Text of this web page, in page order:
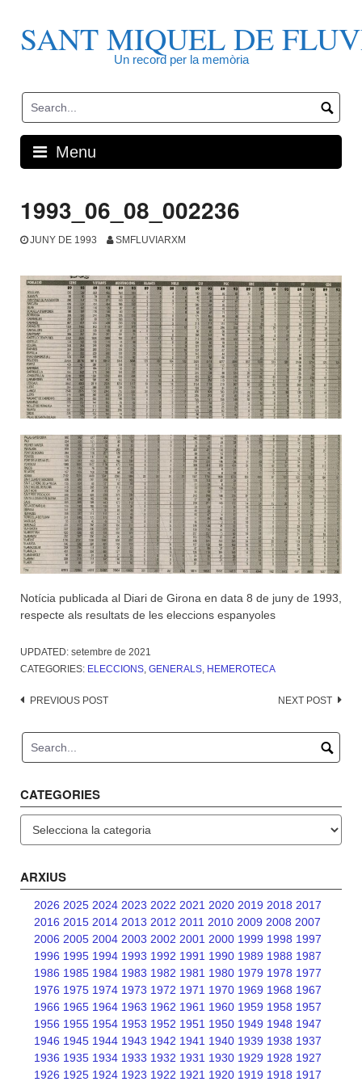
contentSANT MIQUEL DE
Un record per la memòria
Menu
1993_06_08_002236
JUNY DE 1993 SMFLUVIARXM
Notícia publicada al Diari de Girona en data 8 de juny de 1993,
respecte als resultats de les eleccions espanyoles
UPDATED: setembre de 2021
CATEGORIES: ELECCIONS GENERALS HEMEROTECA
Post
PREVIOUS POST NEXT POST
CATEGORIES
Categories
ARXIUS
2026 2025 2024 2023 2022 2021 2020 2019 2018 2017
2016 2015 2014 2013 2012 2011 2010 2009 2008 2007
2006 2005 2004 2003 2002 2001 2000 1999 1998 1997
1996 1995 1994 1993 1992 1991 1990 1989 1988 1987
1986 1985 1984 1983 1982 1981 1980 1979 1978 1977
1976 1975 1974 1973 1972 1971 1970 1969 1968 1967
1966 1965 1964 1963 1962 1961 1960 1959 1958 1957
1956 1955 1954 1953 1952 1951 1950 1949 1948 1947
1946 1945 1944 1943 1942 1941 1940 1939 1938 1937
1936 1935 1934 1933 1932 1931 1930 1929 1928 1927
1926 1925 1924 1923 1922 1921 1920 1919 1918 1917